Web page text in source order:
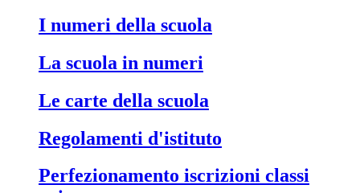
i numeri della scuola
la scuola in numeri
le carte della scuola
regolamenti d'istituto
perfezionamento iscrizioni classi